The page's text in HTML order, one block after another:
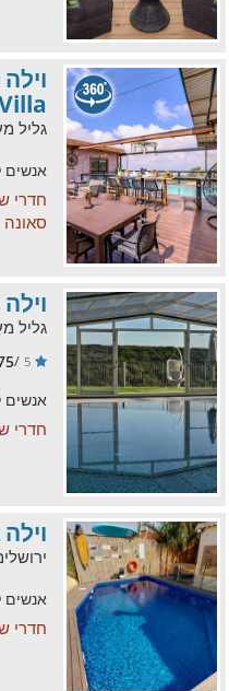
גליל
אנשים
סאונה
גליל
5
/
אנשים
חדרי שינה 7, חדרי
אנשים
חדרי שינה 6, חדרי